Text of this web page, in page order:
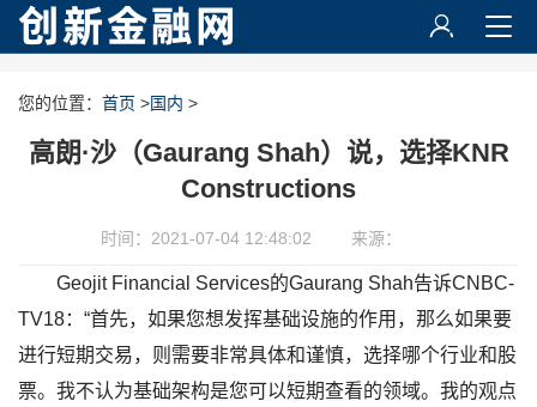
您的位置： 首页 >国内 >
高朗·沙（Gaurang Shah）说，选择KNR
Constructions
时间：2021-07-04 12:48:02 来源：
Geojit Financial Services的Gaurang Shah告诉CNBC-
TV18：“首先，如果您想发挥基础设施的作用，那么如果要
进行短期交易，则需要非常具体和谨慎，选择哪个行业和股
票。我不认为基础架构是您可以短期查看的领域。我的观点